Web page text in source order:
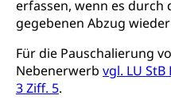
erfassen, wenn es durch
gegebenen Abzug
Für die Pauschalierung
Nebenerwerb vgl. LU StB
3 Ziff. 5.
kulturelles Angebot,
Nachwuchsförderung,
Werkbeitrag,
Bildende Kunst,
Musik, Entwicklung,